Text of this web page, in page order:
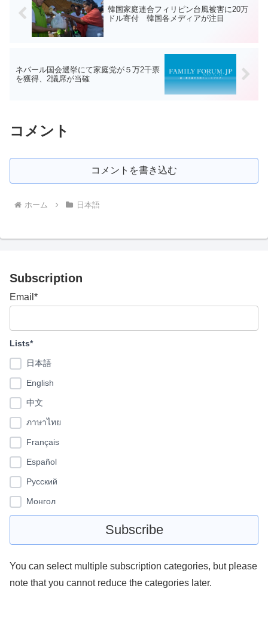
韓国家庭連合フィリピン台風被害に20万
ドル寄付 韓国各メディアが注目
ネパール国会選挙にて家庭党が５万2千票
を獲得、2議席が当確
コメント
コメントを書き込む
ホーム 日本語
Subscription
Email*
Lists*
日本語
English
中文
ภาษาไทย
Français
Español
Pусский
Монгол
You can select multiple subscription categories, but please
note that you cannot reduce the categories later.